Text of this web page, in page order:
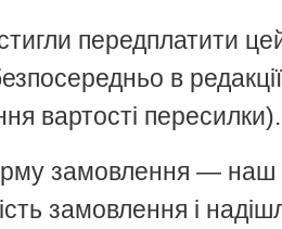
передплатити
в
вартості пересилки).
замовлення —
замовлення і